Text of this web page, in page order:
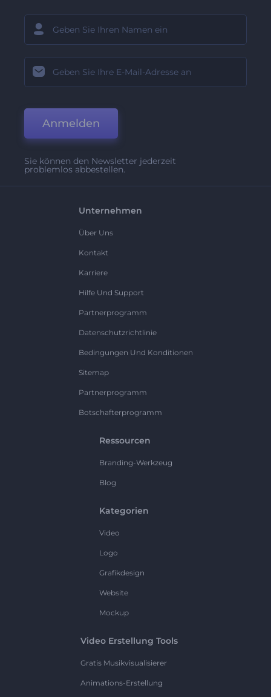
Anmelden
Sie können den Newsletter jederzeit
problemlos abbestellen.
Unternehmen
Über Uns
Kontakt
Karriere
Hilfe Und Support
Partnerprogramm
Datenschutzrichtlinie
Bedingungen Und Konditionen
Sitemap
Partnerprogramm
Botschafterprogramm
Ressourcen
Branding-Werkzeug
Blog
Kategorien
Video
Logo
Grafikdesign
Website
Mockup
Video Erstellung Tools
Gratis Musikvisualisierer
Animations-Erstellung